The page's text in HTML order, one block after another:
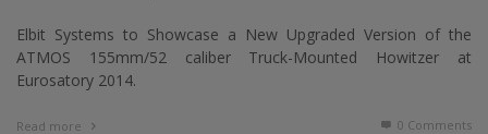
Elbit Systems to Showcase a New Upgraded Version of the
ATMOS 155mm/52 caliber Truck-Mounted Howitzer at
Eurosatory 2014.
Read more 0 Comments